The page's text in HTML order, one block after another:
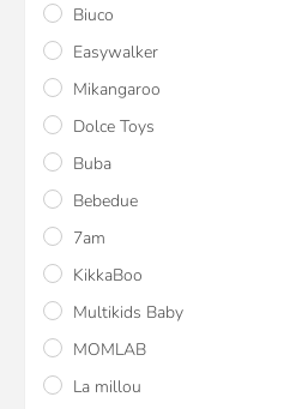
Biuco
Easywalker
Mikangaroo
Dolce Toys
Buba
Bebedue
7am
KikkaBoo
Multikids Baby
MOMLAB
La millou